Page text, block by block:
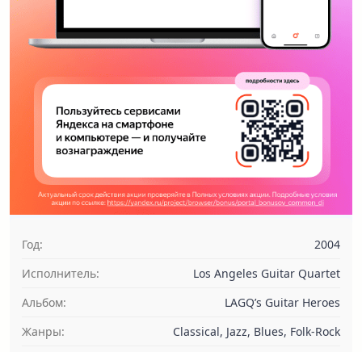
Год:
2004
Исполнитель:
Los Angeles Guitar Quartet
Альбом:
LAGQ’s Guitar Heroes
Жанры:
Classical, Jazz, Blues, Folk-Rock